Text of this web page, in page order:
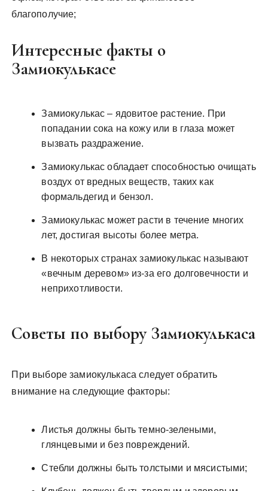
благополучие;
Интересные факты о
Замиокулькасе
Замиокулькас – ядовитое растение. При
попадании сока на кожу или в глаза может
вызвать раздражение.
Замиокулькас обладает способностью очищать
воздух от вредных веществ, таких как
формальдегид и бензол.
Замиокулькас может расти в течение многих
лет, достигая высоты более метра.
В некоторых странах замиокулькас называют
«вечным деревом» из-за его долговечности и
неприхотливости.
Советы по выбору Замиокулькаса
При выборе замиокулькаса следует обратить
внимание на следующие факторы:
Листья должны быть темно-зелеными,
глянцевыми и без повреждений.
Стебли должны быть толстыми и мясистыми;